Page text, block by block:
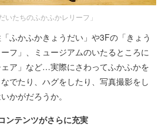
いたちのふかふかレリーフ」
ふかふかきょうだい」や3Fの「きょう
フ」、ミュージアムのいたるところに
ア」など…実際にさわってふかふかを
でたり、ハグをしたり、写真撮影をし
かがだろうか。
ンテンツがさらに充実